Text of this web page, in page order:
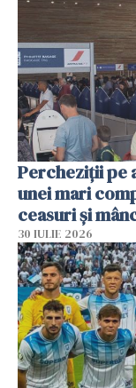
Percheziții pe
unei mari
ceasuri și
30 IULIE 2026